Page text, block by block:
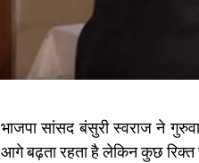
भाजपा सांसद बंसुरी स्वराज ने
आगे बढ़ता रहता है लेकिन कुछ रिक्त